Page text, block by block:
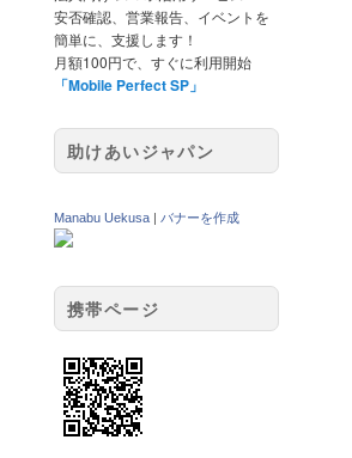
安否確認、営業報告、イベントを
簡単に、支援します！
月額100円で、すぐに利用開始
「Mobile Perfect SP」
助けあいジャパン
Manabu Uekusa バナーを作成
携帯ページ